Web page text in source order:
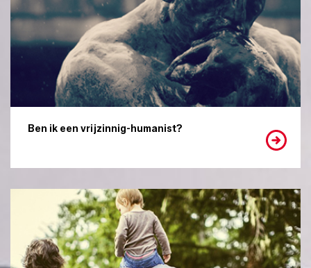
Ben ik een vrijzinnig-humanist?